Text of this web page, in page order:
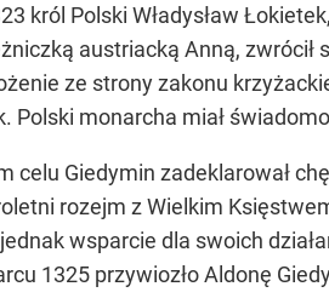
król Polski Władysław
austriacką Anną,
ze strony zakonu
Polski monarcha miał
celu Giedymin zadeklarował
rozejm z Wielkim
jednak wsparcie dla swoich
1325 przywiozło Aldonę